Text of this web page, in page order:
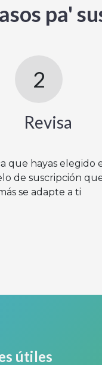
pa'
2
que hayas elegido
de suscripción
se adapte a ti
útiles